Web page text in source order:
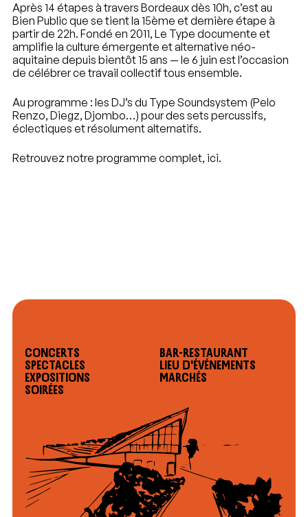
Après 14 étapes à travers Bordeaux dès 10h, c’est au
Bien Public que se tient la 15ème et dernière étape à
partir de 22h. Fondé en 2011, Le Type documente et
amplifie la culture émergente et alternative néo-
aquitaine depuis bientôt 15 ans — le 6 juin est l’occasion
de célébrer ce travail collectif tous ensemble.
Au programme : les DJ’s du Type Soundsystem (Pelo
Renzo, Diegz, Djombo…) pour des sets percussifs,
éclectiques et résolument alternatifs.
Retrouvez notre programme complet, ici.
Concerts
Spectacles
Expositions
Soirées
Bar-restaurant
Lieu d'événements
Marchés